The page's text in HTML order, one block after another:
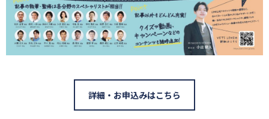
詳細・お申込みはこちら